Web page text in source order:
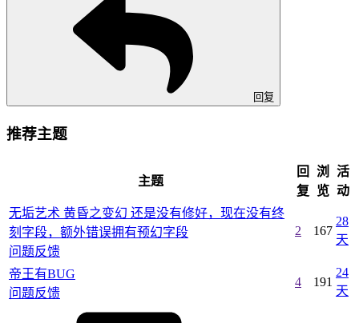
回复
推荐主题
主题
回
复
浏
览
活
动
无垢艺术 黄昏之变幻 还是没有修好，现在没有终
刻字段，额外错误拥有预幻字段
问题反馈
2 167
28
天
帝王有BUG
问题反馈
4 191
24
天